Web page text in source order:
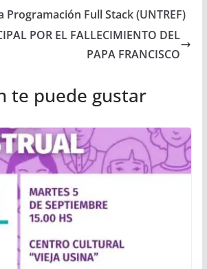
Full Stack (UNTREF)
POR EL FALLECIMIENTO DEL
PAPA FRANCISCO
te puede gustar